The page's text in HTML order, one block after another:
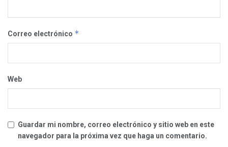
Correo electrónico *
Web
Guardar mi nombre, correo electrónico y sitio web en este
navegador para la próxima vez que haga un comentario.